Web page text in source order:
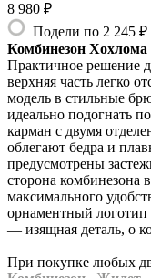
8 980 ₽
Подели по 2 245 ₽
Комбинезон Хохлома
Практичное решение
верхняя часть легко
модель в стильные
идеально подогнать
карман с двумя
облегают бедра и
предусмотрены
сторона комбинезона
максимального
орнаментный логотип
— изящная деталь, о
При покупке любых